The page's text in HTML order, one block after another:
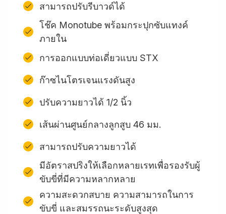
สามารถปรับรีบาวด์ได้
โช๊ค Monotube พร้อมกระปุกซับแทงค์
ภายใน
การออกแบบท่อเดี่ยวแบบ STX
ก๊าซไนโตรเจนแรงดันสูง
ปรับความยาวได้ 1/2 นิ้ว
เส้นผ่านศูนย์กลางลูกสูบ 46 มม.
สามารถปรับความยาวได้
มีอัตราสปริงให้เลือกหลายเรทเพื่อรองรับผู้
ขับขี่ที่มีความหลากหลาย
ความสะดวกสบาย ความสามารถในการ
ขับขี่ และสมรรถนะระดับสูงสุด